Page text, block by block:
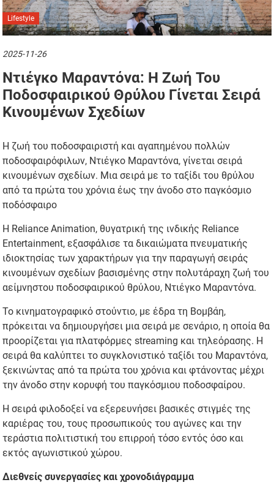
Lifestyle
2025-11-26
Ντιέγκο Μαραντόνα: Η Ζωή Του
Ποδοσφαιρικού Θρύλου Γίνεται Σειρά
Κινουμένων Σχεδίων
Η ζωή του ποδοσφαιριστή και αγαπημένου πολλών
ποδοσφαιρόφιλων, Ντιέγκο Μαραντόνα, γίνεται σειρά
κινουμένων σχεδίων. Μια σειρά με το ταξίδι του θρύλου
από τα πρώτα του χρόνια έως την άνοδο στο παγκόσμιο
ποδόσφαιρο
Η Reliance Animation, θυγατρική της ινδικής Reliance
Entertainment, εξασφάλισε τα δικαιώματα πνευματικής
ιδιοκτησίας των χαρακτήρων για την παραγωγή σειράς
κινουμένων σχεδίων βασισμένης στην πολυτάραχη ζωή του
αείμνηστου ποδοσφαιρικού θρύλου, Ντιέγκο Μαραντόνα.
Το κινηματογραφικό στούντιο, με έδρα τη Βομβάη,
πρόκειται να δημιουργήσει μια σειρά με σενάριο, η οποία θα
προορίζεται για πλατφόρμες streaming και τηλεόρασης. Η
σειρά θα καλύπτει το συγκλονιστικό ταξίδι του Μαραντόνα,
ξεκινώντας από τα πρώτα του χρόνια και φτάνοντας μέχρι
την άνοδο στην κορυφή του παγκόσμιου ποδοσφαίρου.
Η σειρά φιλοδοξεί να εξερευνήσει βασικές στιγμές της
καριέρας του, τους προσωπικούς του αγώνες και την
τεράστια πολιτιστική του επιρροή τόσο εντός όσο και
εκτός αγωνιστικού χώρου.
Διεθνείς συνεργασίες και χρονοδιάγραμμα